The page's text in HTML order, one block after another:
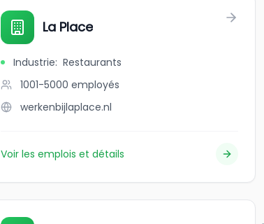
La Place
Industrie: Restaurants
1001-5000 employés
werkenbijlaplace.nl
Voir les emplois et détails